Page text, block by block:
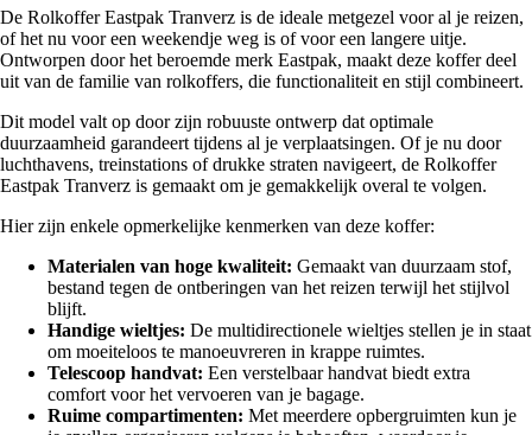
De Rolkoffer Eastpak Tranverz is de ideale metgezel voor al je reizen,
of het nu voor een weekendje weg is of voor een langere uitje.
Ontworpen door het beroemde merk Eastpak, maakt deze koffer deel
uit van de familie van rolkoffers, die functionaliteit en stijl combineert.
Dit model valt op door zijn robuuste ontwerp dat optimale
duurzaamheid garandeert tijdens al je verplaatsingen. Of je nu door
luchthavens, treinstations of drukke straten navigeert, de Rolkoffer
Eastpak Tranverz is gemaakt om je gemakkelijk overal te volgen.
Hier zijn enkele opmerkelijke kenmerken van deze koffer:
Materialen van hoge kwaliteit: Gemaakt van duurzaam stof,
bestand tegen de ontberingen van het reizen terwijl het stijlvol
blijft.
Handige wieltjes: De multidirectionele wieltjes stellen je in staat
om moeiteloos te manoeuvreren in krappe ruimtes.
Telescoop handvat: Een verstelbaar handvat biedt extra
comfort voor het vervoeren van je bagage.
Ruime compartimenten: Met meerdere opbergruimten kun je